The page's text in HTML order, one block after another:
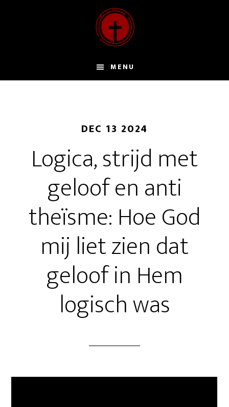
MENU
DEC 13 2024
Logica, strijd met
geloof en anti
theïsme: Hoe God
mij liet zien dat
geloof in Hem
logisch was